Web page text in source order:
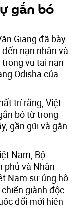
gắn bó
Giang đã bày
nạn nhân và
vụ tai nạn
Odisha của
trí rằng, Việt
bó từ trong
gần gũi và gắn
Nam, Bộ
phủ và Nhân
Nam sự ủng hộ
giành độc
đổi mới hiện